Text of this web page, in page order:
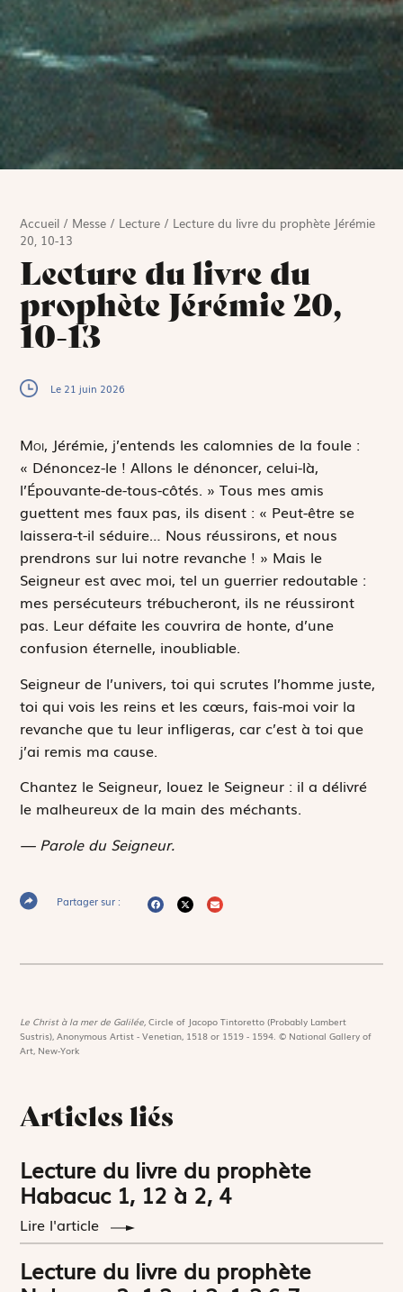
Accueil / Messe / Lecture / Lecture du livre du prophète Jérémie
20, 10-13
Lecture du livre du
prophète Jérémie 20,
10-13
Le 21 juin 2026
Moi, Jérémie, j’entends les calomnies de la foule :
« Dénoncez-le ! Allons le dénoncer, celui-là,
l’Épouvante-de-tous-côtés. » Tous mes amis
guettent mes faux pas, ils disent : « Peut-être se
laissera-t-il séduire… Nous réussirons, et nous
prendrons sur lui notre revanche ! » Mais le
Seigneur est avec moi, tel un guerrier redoutable :
mes persécuteurs trébucheront, ils ne réussiront
pas. Leur défaite les couvrira de honte, d’une
confusion éternelle, inoubliable.
Seigneur de l’univers, toi qui scrutes l’homme juste,
toi qui vois les reins et les cœurs, fais-moi voir la
revanche que tu leur infligeras, car c’est à toi que
j’ai remis ma cause.
Chantez le Seigneur, louez le Seigneur : il a délivré
le malheureux de la main des méchants.
— Parole du Seigneur.
Partager sur :
Le Christ à la mer de Galilée,Circle of Jacopo Tintoretto (Probably Lambert
Sustris), Anonymous Artist - Venetian, 1518 or 1519 - 1594. © National Gallery of
Art, New-York
Articles liés
Lecture du livre du prophète
Habacuc 1, 12 à 2, 4
Lire l'article
Lecture du livre du prophète